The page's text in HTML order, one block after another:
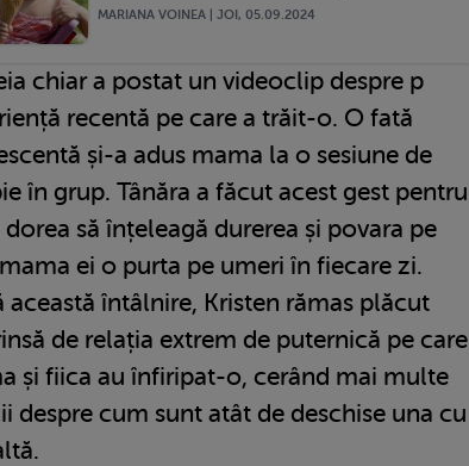
MARIANA VOINEA | JOI, 05.09.2024
chiar a postat un videoclip despre p
recentă pe care a trăit-o. O fată
și-a adus mama la o sesiune de
în grup. Tânăra a făcut acest gest pentru
dorea să înțeleagă durerea și povara pe
ei o purta pe umeri în fiecare zi.
această întâlnire, Kristen rămas plăcut
de relația extrem de puternică pe care
și fiica au înfiripat-o, cerând mai multe
despre cum sunt atât de deschise una cu